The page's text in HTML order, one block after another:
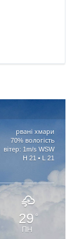
рвані хмари
70% вологість
вітер: 1m/s WSW
H 21 • L 21
29 °
ПН